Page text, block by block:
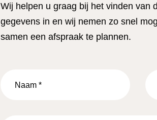
Wij helpen u graag bij het vinden van
gegevens in en wij nemen zo snel
samen een afspraak te plannen.